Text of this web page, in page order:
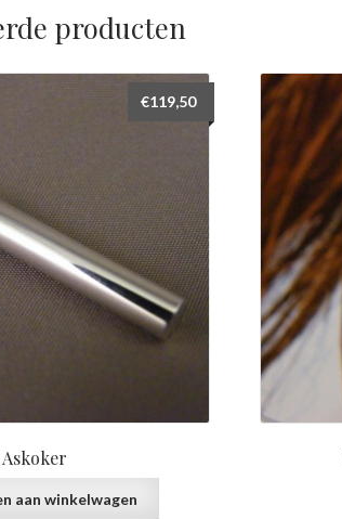
producten
Askoker
€119,50
aan winkelwagen